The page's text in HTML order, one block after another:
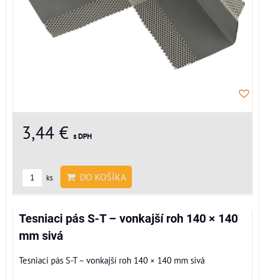
3,44 € s DPH
ks DO KOŠÍKA
Tesniaci pás S-T – vonkajší roh 140 × 140
mm sivá
Tesniaci pás S-T – vonkajší roh 140 × 140 mm sivá